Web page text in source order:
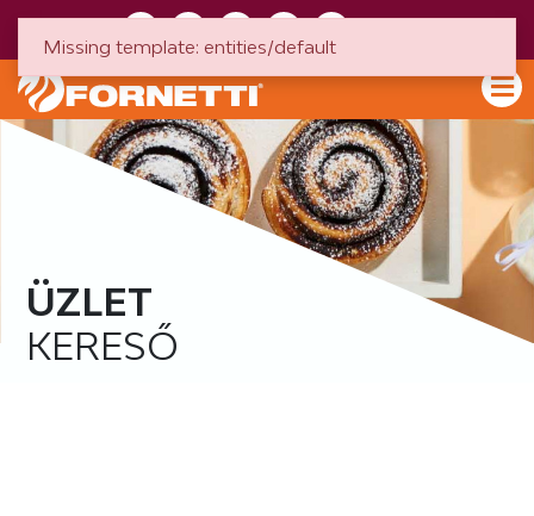
ÜZLET
KERESŐ
Missing template: entities/default